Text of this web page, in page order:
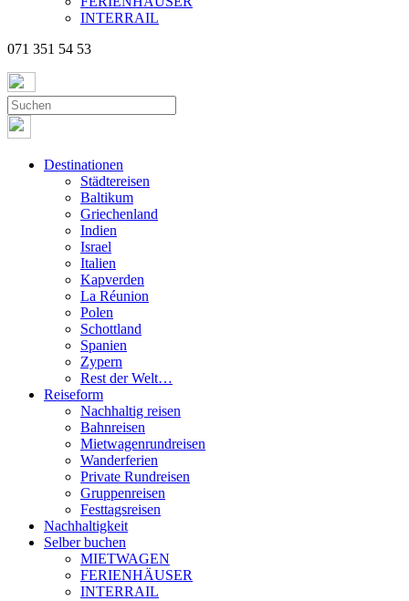
INTERRAIL
071 351 54 53
Destinationen
Städtereisen
Baltikum
Griechenland
Indien
Israel
Italien
Kapverden
La Réunion
Polen
Schottland
Spanien
Zypern
Rest der Welt…
Reiseform
Nachhaltig reisen
Bahnreisen
Mietwagenrundreisen
Wanderferien
Private Rundreisen
Gruppenreisen
Festtagsreisen
Nachhaltigkeit
Selber buchen
MIETWAGEN
FERIENHÄUSER
INTERRAIL